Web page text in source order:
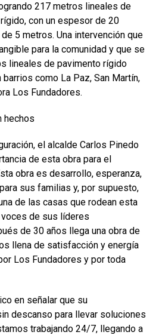
217 metros lineales de
con un espesor de 20
5 metros. Una intervención que
para la comunidad y que se
lineales de pavimento rígido
como La Paz, San Martín,
Los Fundadores.
hechos
el alcalde Carlos Pinedo
de esta obra para el
obra es desarrollo, esperanza,
sus familias y, por supuesto,
de las casas que rodean esta
voces de sus líderes
de 30 años llega una obra de
llena de satisfacción y energía
Los Fundadores y por toda
en señalar que su
descanso para llevar soluciones
trabajando 24/7, llegando a